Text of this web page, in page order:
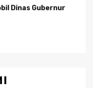
Dinas Gubernur